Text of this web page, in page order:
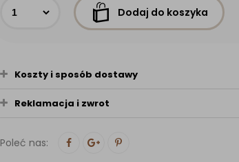
Dodaj do koszyka
Koszty i sposób dostawy
Reklamacja i zwrot
Poleć nas: